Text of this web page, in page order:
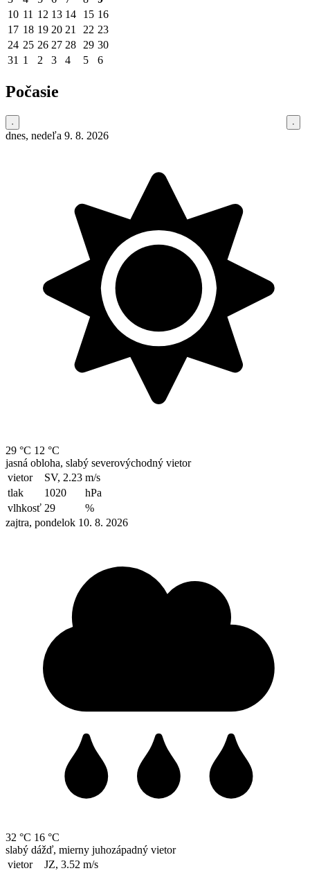
10 11 12 13 14 15 16
17 18 19 20 21 22 23
24 25 26 27 28 29 30
31 1 2 3 4 5 6
Počasie
dnes, nedeľa 9. 8. 2026
29 °C 12 °C
jasná obloha, slabý severovýchodný vietor
vietor
SV, 2.23 m/s
tlak
1020
hPa
vlhkosť 29
%
zajtra, pondelok 10. 8. 2026
32 °C 16 °C
slabý dážď, mierny juhozápadný vietor
vietor
JZ, 3.52 m/s